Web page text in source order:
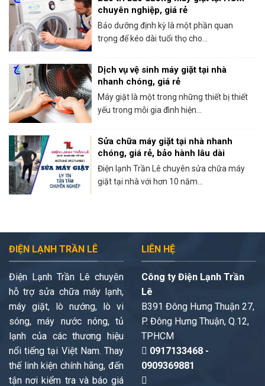
chuyên nghiệp, giá rẻ
Bảo dưỡng định kỳ là một phần quan
trọng để kéo dài tuổi thọ cho...
Dịch vụ vệ sinh máy giặt tại nhà
nhanh chóng, giá rẻ
Máy giặt là một trong những thiết bị thiết
yếu trong mỗi gia đình hiện...
Sửa chữa máy giặt tại nhà nhanh
chóng, giá rẻ, bảo hành lâu dài
Điện lạnh Trần Lê chuyên sửa chữa máy
giặt tại nhà với hơn 10 năm...
ĐIỆN LẠNH TRẦN LÊ
Điện Lạnh Trần Lê chuyên
hỗ trợ sửa chữa máy lạnh,
máy giặt, lò nướng, lò vi
sóng, máy nước nóng, tủ
lạnh của các thương hiệu
nổi tiếng tại Việt Nam. Thay
thế linh kiện chính hãng, đến
tận nơi kiểm tra và báo giá
LIÊN HỆ
Công ty Điện Lạnh Trần
Lê
B391 Đông Hưng Thuận 27,
P. Đông Hưng Thuận, Q.12,
TPHCM
0917133468 -
0909369881